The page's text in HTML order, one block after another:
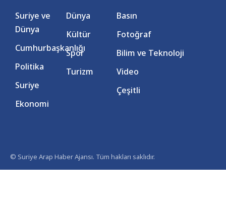
Suriye ve
Dünya
Cumhurbaşkanlığı
Politika
Suriye
Ekonomi
Dünya
Kültür
Spor
Turizm
Basın
Fotoğraf
Bilim ve Teknoloji
Video
Çeşitli
© Suriye Arap Haber Ajansı. Tüm hakları saklıdır.